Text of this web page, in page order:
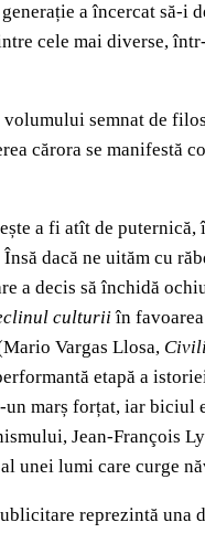
a încercat să-i
cele mai diverse,
semnat de
cărora se
a fi atît de
dacă ne uităm cu
a decis să închidă
culturii în
Vargas Llosa,
etapă a
marș forțat, iar
Jean-François
unei lumi care curge
reprezintă